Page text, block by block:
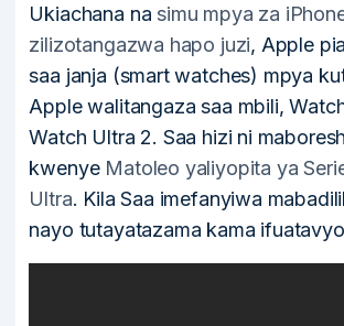
Ukiachana nasimu mpya za
zilizotangazwa hapo juzi, Apple
saa janja (smart watches) mpya
Apple walitangaza saa mbili,
Watch Ultra 2. Saa hizi ni
kwenye Matoleo yaliyopita ya
Ultra. Kila Saa imefanyiwa
nayo tutayatazama kama